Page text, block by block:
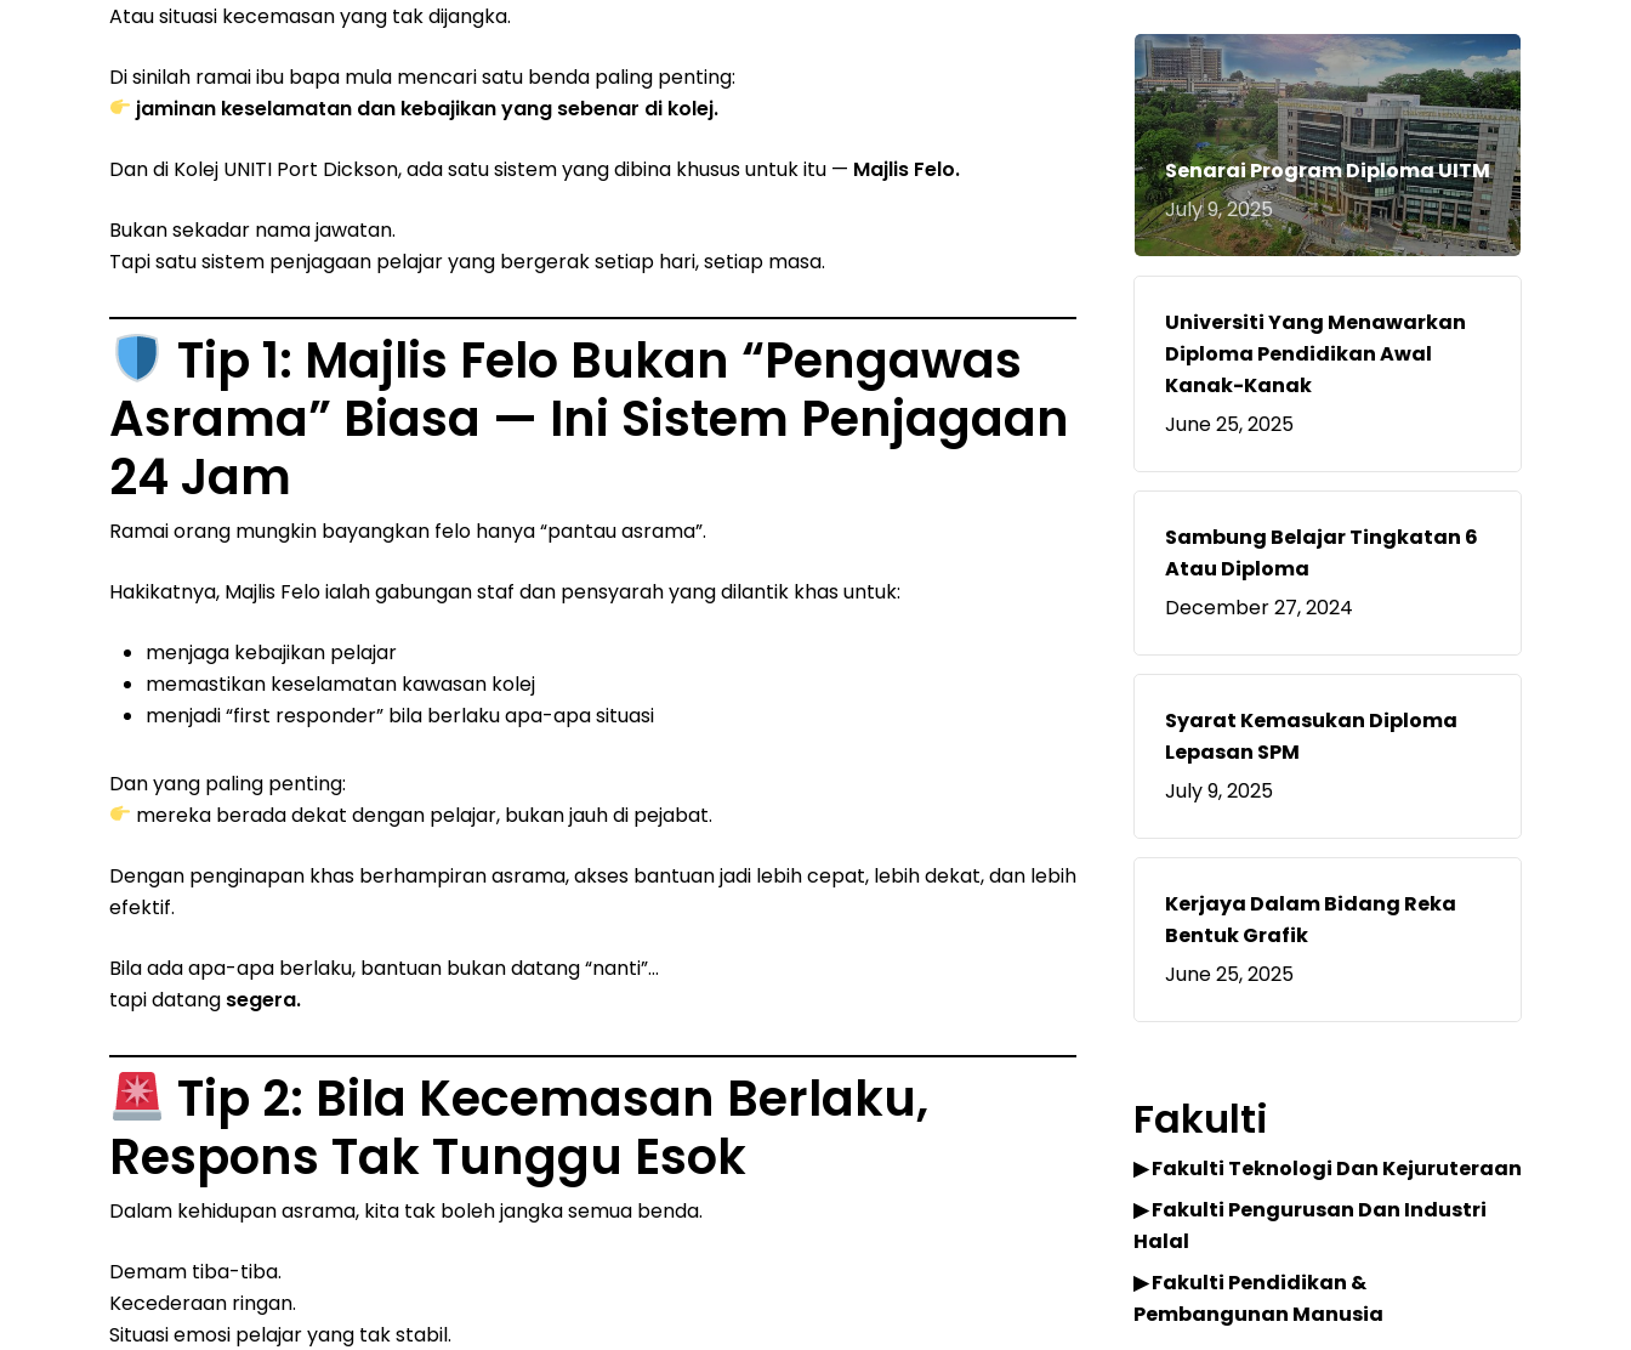
Atau situasi kecemasan yang tak dijangka.
Di sinilah ramai ibu bapa mula mencari satu benda paling penting:
jaminan keselamatan dan kebajikan yang sebenar di kolej.
Dan di Kolej UNITI Port Dickson, ada satu sistem yang dibina khusus untuk itu — Majlis Felo.
Bukan sekadar nama jawatan.
Tapi satu sistem penjagaan pelajar yang bergerak setiap hari, setiap masa.
Tip 1: Majlis Felo Bukan “pengawas
Asrama” Biasa — Ini Sistem Penjagaan
24 Jam
Ramai orang mungkin bayangkan felo hanya “pantau asrama”.
Hakikatnya, Majlis Felo ialah gabungan staf dan pensyarah yang dilantik khas untuk:
menjaga kebajikan pelajar
memastikan keselamatan kawasan kolej
menjadi “first responder” bila berlaku apa-apa situasi
Dan yang paling penting:
mereka berada dekat dengan pelajar, bukan jauh di pejabat.
Dengan penginapan khas berhampiran asrama, akses bantuan jadi lebih cepat, lebih dekat, dan lebih
efektif.
Bila ada apa-apa berlaku, bantuan bukan datang “nanti”…
tapi datang segera.
Tip 2: Bila Kecemasan Berlaku,
Respons Tak Tunggu Esok
Dalam kehidupan asrama, kita tak boleh jangka semua benda.
Demam tiba-tiba.
Kecederaan ringan.
Situasi emosi pelajar yang tak stabil.
Senarai Program Diploma UITM
July 9, 2025
Universiti Yang Menawarkan
Diploma Pendidikan Awal
Kanak-Kanak
June 25, 2025
Sambung Belajar Tingkatan 6
Atau Diploma
December 27, 2024
Syarat Kemasukan Diploma
Lepasan SPM
July 9, 2025
Kerjaya Dalam Bidang Reka
Bentuk Grafik
June 25, 2025
Fakulti
▶ Fakulti Teknologi Dan Kejuruteraan
▶ Fakulti Pengurusan Dan Industri
Halal
▶ Fakulti Pendidikan &
Pembangunan Manusia